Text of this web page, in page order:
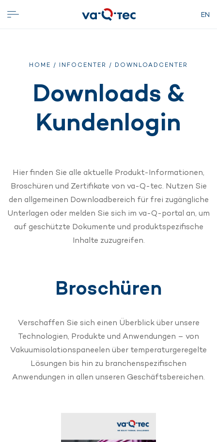
EN
HOME / INFOCENTER / DOWNLOADCENTER
Downloads &
Kundenlogin
Hier finden Sie alle aktuelle Produkt-Informationen,
Broschüren und Zertifikate von va-Q-tec. Nutzen Sie
den allgemeinen Downloadbereich für frei zugängliche
Unterlagen oder melden Sie sich im va-Q-portal an, um
auf geschützte Dokumente und produktspezifische
Inhalte zuzugreifen.
Broschüren
Verschaffen Sie sich einen Überblick über unsere
Technologien, Produkte und Anwendungen – von
Vakuumisolationspaneelen über temperaturgeregelte
Lösungen bis hin zu branchenspezifischen
Anwendungen in allen unseren Geschäftsbereichen.